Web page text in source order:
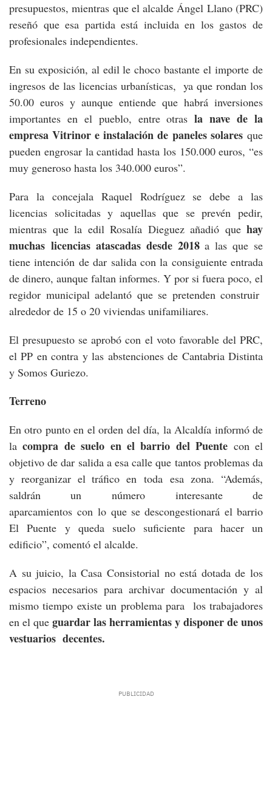
presupuestos, mientras que el alcalde Ángel Llano (PRC)
reseñó que esa partida está incluida en los gastos de
profesionales independientes.
En su exposición, al edil le choco bastante el importe de
ingresos de las licencias urbanísticas, ya que rondan los
50.00 euros y aunque entiende que habrá inversiones
importantes en el pueblo, entre otrasla nave de la
empresa Vitrinor e instalación de paneles solares que
pueden engrosar la cantidad hasta los 150.000 euros, “es
muy generoso hasta los 340.000 euros”.
Para la concejala Raquel Rodríguez se debe a las
licencias solicitadas y aquellas que se prevén pedir,
mientras que la edil Rosalía Dieguez añadió que hay
muchas licencias atascadas desde 2018a las que se
tiene intención de dar salida con la consiguiente entrada
de dinero, aunque faltan informes. Y por si fuera poco, el
regidor municipal adelantó que se pretenden construir
alrededor de 15 o 20 viviendas unifamiliares.
El presupuesto se aprobó con el voto favorable del PRC,
el PP en contra y las abstenciones de Cantabria Distinta
y Somos Guriezo.
Terreno
En otro punto en el orden del día, la Alcaldía informó de
lacompra de suelo en el barrio del Puente con el
objetivo de dar salida a esa calle que tantos problemas da
y reorganizar el tráfico en toda esa zona. “Además,
saldrán un número interesante de
aparcamientos con lo que se descongestionará el barrio
El Puente y queda suelo suficiente para hacer un
edificio”, comentó el alcalde.
A su juicio, la Casa Consistorial no está dotada de los
espacios necesarios para archivar documentación y al
mismo tiempo existe un problema para los trabajadores
en el que guardar las herramientas y disponer de unos
vestuarios decentes.